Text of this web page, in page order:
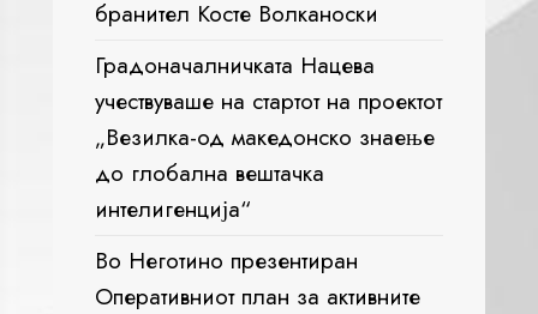
бранител Косте Волканоски
Градоначалничката Нацева
учествуваше на стартот на проектот
„Везилка-од македонско знаење
до глобална вештачка
интелигенција“
Во Неготино презентиран
Оперативниот план за активните